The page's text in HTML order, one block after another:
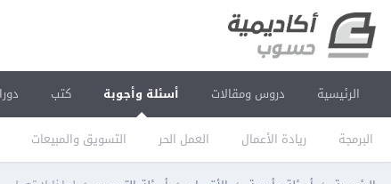
الرئيسية دروس ومقالات أسئلة وأجوبة
البرمجة ريادة الأعمال العمل الحر التسويق والمبيعات
كتب